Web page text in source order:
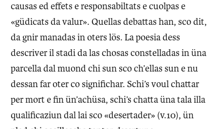
causas ed effets e responsabiltats e cuolpas e
«güdicats da valur». Quellas debattas han, sco dit,
da gnir manadas in oters lös. La poesia dess
descriver il stadi da las chosas constelladas in üna
parcella dal muond chi sun sco ch’ellas sun e nu
dessan far oter co significhar. Schi’s voul chattar
per mort e fin ün’achüsa, schi’s chatta üna tala illa
qualificaziun dal lai sco «desertader» (v.10), ün